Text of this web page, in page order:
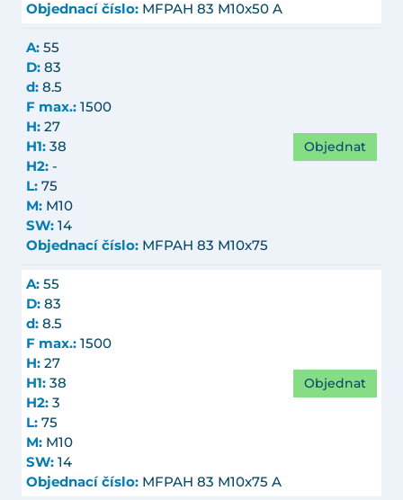
Objednací číslo: MFPAH 83 M10x50 A
A: 55
D: 83
d: 8.5
F max.: 1500
H: 27
H1: 38
H2: -
L: 75
M: M10
SW: 14
Objednací číslo: MFPAH 83 M10x75
Objednat
A: 55
D: 83
d: 8.5
F max.: 1500
H: 27
H1: 38
H2: 3
L: 75
M: M10
SW: 14
Objednací číslo: MFPAH 83 M10x75 A
Objednat